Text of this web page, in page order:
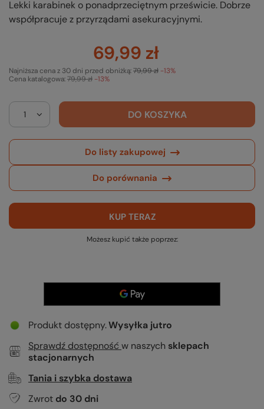
Lekki karabinek o ponadprzeciętnym prześwicie. Dobrze
współpracuje z przyrządami asekuracyjnymi.
69,99 zł
Cena katalogowa:79,99 zł -13%
Najniższa cena z 30 dni przed obniżką:79,99 zł -13%
DO KOSZYKA
Do listy zakupowej
Do porównania
KUP TERAZ
Możesz kupić także poprzez:
Produkt dostępny Wysyłka jutro
Sprawdź dostępność w naszych sklepach
stacjonarnych
Tania i szybka dostawa
Zwrot do 30 dni